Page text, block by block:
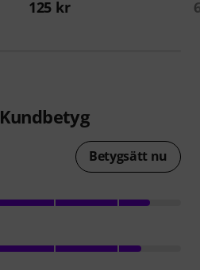
125 kr
Kundbetyg
Betygsätt nu